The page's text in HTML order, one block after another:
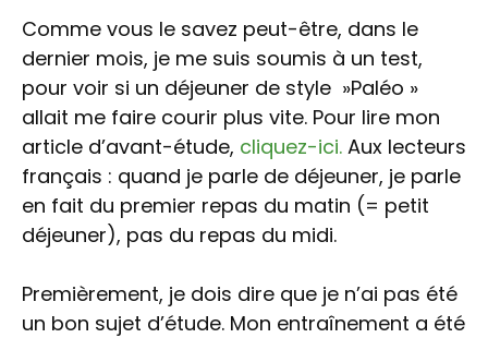
Comme vous le savez peut-être, dans le
dernier mois, je me suis soumis à un test,
pour voir si un déjeuner de style »Paléo »
allait me faire courir plus vite. Pour lire mon
article d’avant-étude, cliquez-ici. Aux lecteurs
français : quand je parle de déjeuner, je parle
en fait du premier repas du matin (= petit
déjeuner), pas du repas du midi.
Premièrement, je dois dire que je n’ai pas été
un bon sujet d’étude. Mon entraînement a été